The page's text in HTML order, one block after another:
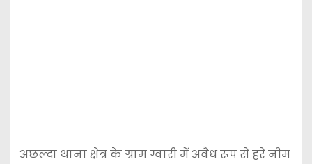
अछल्दा थाना क्षेत्र के ग्राम ग्वारी में अवैध रूप से हरे नीम